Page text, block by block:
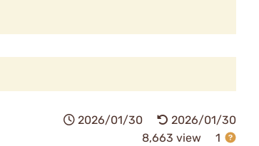
2026/01/30
2026/01/30
8,663 view
1